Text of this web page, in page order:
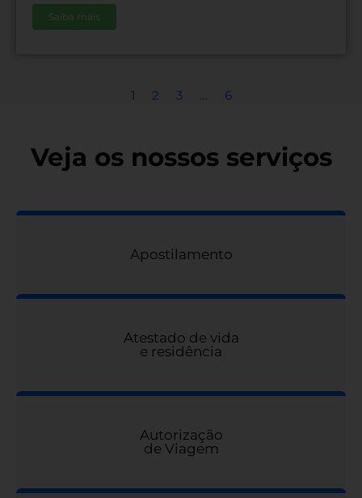
Saiba mais
1 2 3 … 6
Veja os nossos serviços
Apostilamento
Atestado de vida
e residência
Autorização
de Viagem